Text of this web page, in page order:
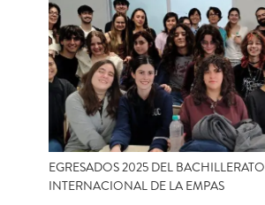
EGRESADOS 2025 DEL BACHILLERATO
INTERNACIONAL DE LA EMPAS